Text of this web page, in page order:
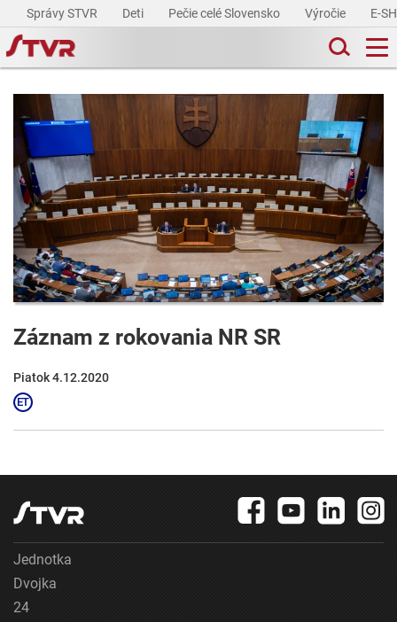
Správy STVR Deti Pečie celé Slovensko Výročie E-
Záznam z rokovania NR SR
Piatok 4.12.2020
Jednotka
Dvojka
24